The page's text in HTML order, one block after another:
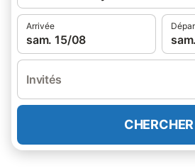
Arrivée
sam. 15/08
Invités
CHERCHER